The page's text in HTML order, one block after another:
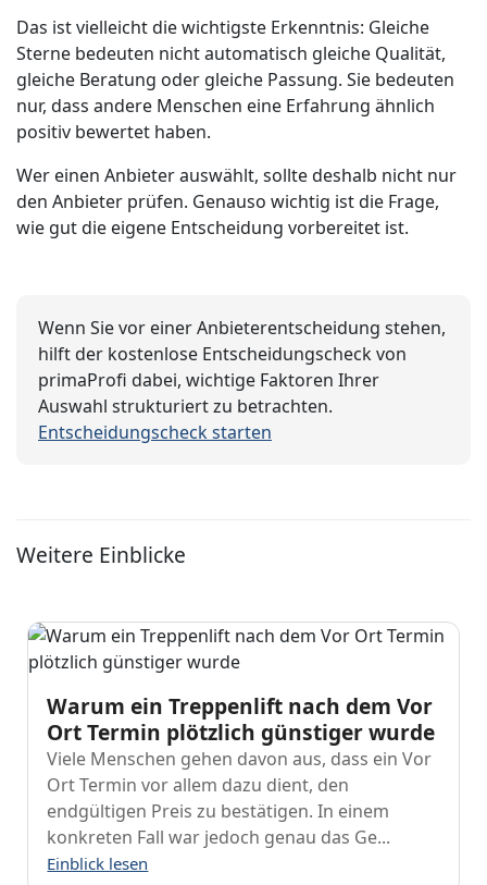
Das ist vielleicht die wichtigste Erkenntnis: Gleiche
Sterne bedeuten nicht automatisch gleiche Qualität,
gleiche Beratung oder gleiche Passung. Sie bedeuten
nur, dass andere Menschen eine Erfahrung ähnlich
positiv bewertet haben.
Wer einen Anbieter auswählt, sollte deshalb nicht nur
den Anbieter prüfen. Genauso wichtig ist die Frage,
wie gut die eigene Entscheidung vorbereitet ist.
Wenn Sie vor einer Anbieterentscheidung stehen,
hilft der kostenlose Entscheidungscheck von
primaProfi dabei, wichtige Faktoren Ihrer
Auswahl strukturiert zu betrachten.
Entscheidungscheck starten
Weitere Einblicke
Warum ein Treppenlift nach dem Vor
Ort Termin plötzlich günstiger wurde
Viele Menschen gehen davon aus, dass ein Vor
Ort Termin vor allem dazu dient, den
endgültigen Preis zu bestätigen. In einem
konkreten Fall war jedoch genau das Ge...
Einblick lesen